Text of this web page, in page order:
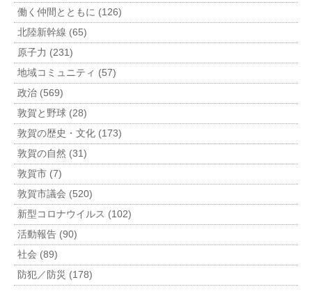
働く仲間とともに (126)
北陸新幹線 (65)
原子力 (231)
地域コミュニティ (57)
政治 (569)
敦賀と野球 (28)
敦賀の歴史・文化 (173)
敦賀の自然 (31)
敦賀市 (7)
敦賀市議会 (520)
新型コロナウイルス (102)
活動報告 (90)
社会 (89)
防犯／防災 (178)